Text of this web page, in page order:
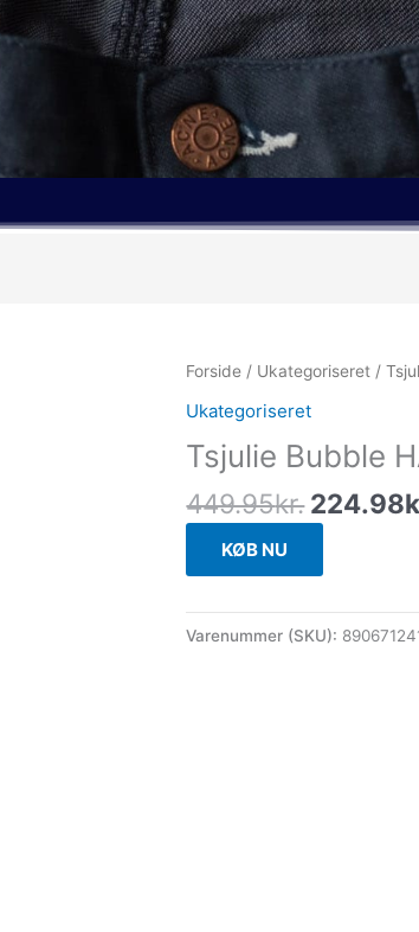
Forside / Ukategoriseret /
Ukategoriseret
Tsjulie Bubble
449.95kr.
Den
pris
var:
224.98
KØB NU
Varenummer (SKU):